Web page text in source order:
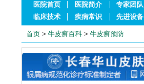
医院首页 医院简介 专家团队
临床技术
疾病常识 先进设备
首页 > 牛皮癣百科 > 牛皮癣预防